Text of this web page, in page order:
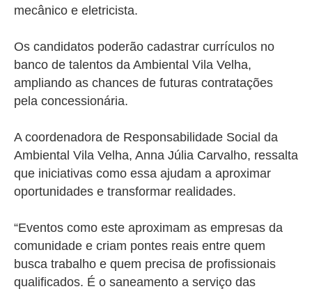
mecânico e eletricista.
Os candidatos poderão cadastrar currículos no
banco de talentos da Ambiental Vila Velha,
ampliando as chances de futuras contratações
pela concessionária.
A coordenadora de Responsabilidade Social da
Ambiental Vila Velha, Anna Júlia Carvalho, ressalta
que iniciativas como essa ajudam a aproximar
oportunidades e transformar realidades.
“Eventos como este aproximam as empresas da
comunidade e criam pontes reais entre quem
busca trabalho e quem precisa de profissionais
qualificados. É o saneamento a serviço das